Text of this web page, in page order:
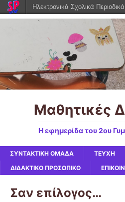
Μαθητικές
Η εφημερίδα του 2ου
ΣΥΝΤΑΚΤΙΚΗ ΟΜΑΔΑ ΤΕΥΧΗ
ΔΙΔΑΚΤΙΚΟ ΠΡΟΣΩΠΙΚΟ
Σαν επίλογος…
Ηλεκτρονικά Σχολικά